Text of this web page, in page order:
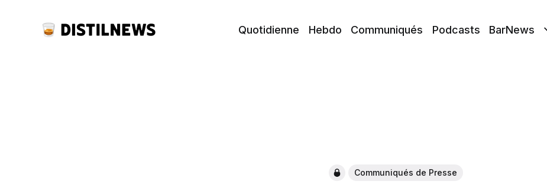
Quotidienne Hebdo Communiqués Podcasts BarNews
Communiqués de Presse